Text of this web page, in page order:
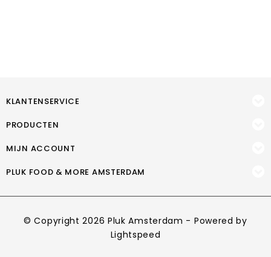
KLANTENSERVICE
PRODUCTEN
MIJN ACCOUNT
PLUK FOOD & MORE AMSTERDAM
© Copyright 2026 Pluk Amsterdam - Powered by
Lightspeed